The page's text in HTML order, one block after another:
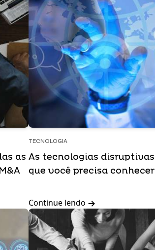
as
TECNOLOGIA
As tecnologias disruptivas
que você precisa conhecer
Continue lendo